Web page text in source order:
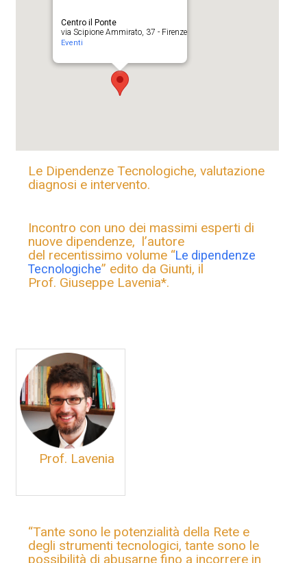
Centro il Ponte
via Scipione Ammirato, 37 - Firenze
Eventi
Le Dipendenze Tecnologiche, valutazione
diagnosi e intervento.
Incontro con uno dei massimi esperti di
nuove dipendenze, l’autore
del recentissimo volume “Le dipendenze
Tecnologiche” edito da Giunti, il
Prof. Giuseppe Lavenia*.
Prof. Lavenia
“Tante sono le potenzialità della Rete e
degli strumenti tecnologici, tante sono le
possibilità di abusarne fino a incorrere in